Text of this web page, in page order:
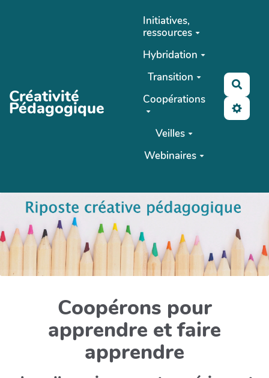
Créativité
Pédagogique
Initiatives,
ressources
Hybridation
Transition
Coopérations
Veilles
Webinaires
Coopérons pour
apprendre et faire
apprendre